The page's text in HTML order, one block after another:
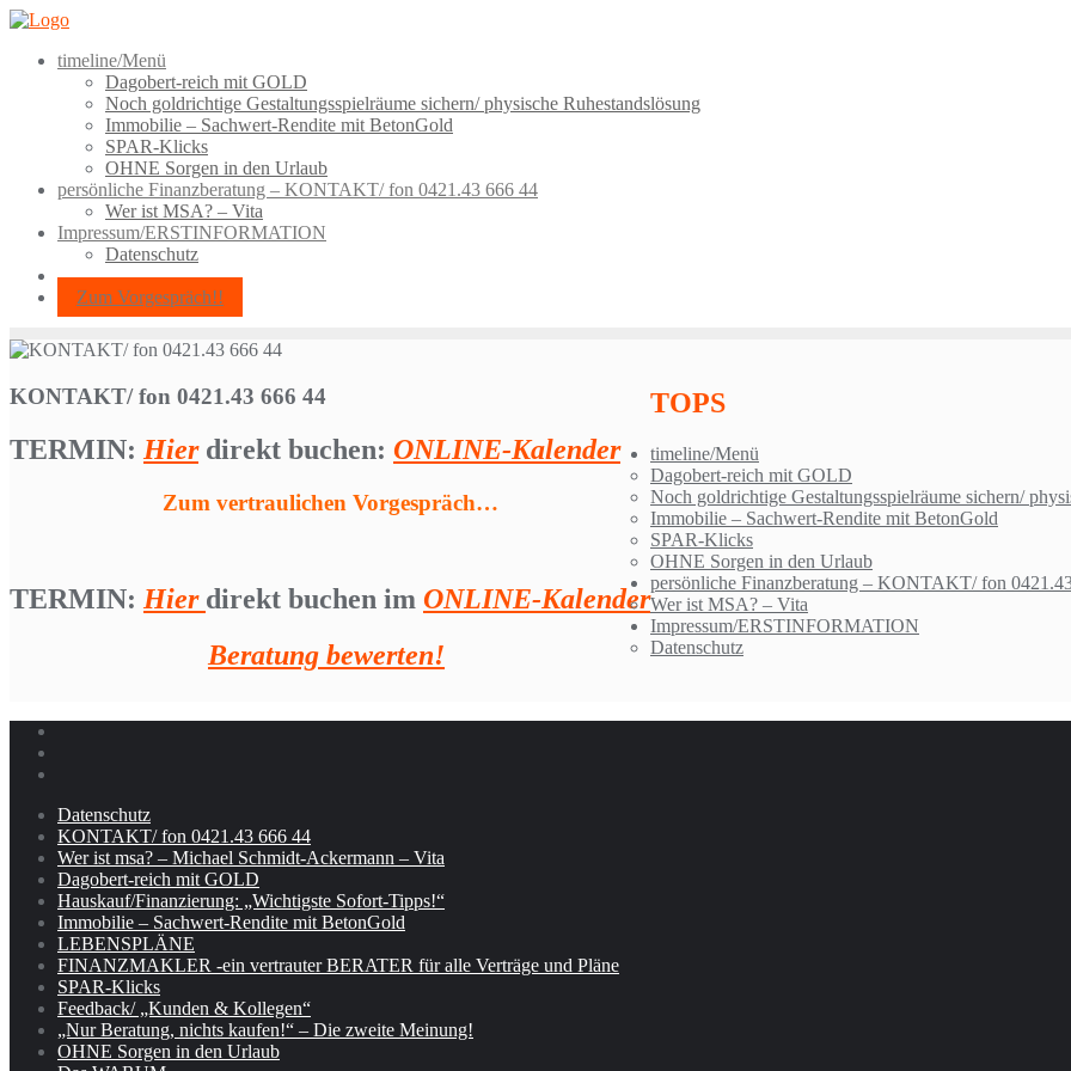
Skip
contenttimeline/Menü
Dagobert-reich mit GOLD
Noch goldrichtige Gestaltungsspielräume sichern/ physische Ruhestandslösung
Immobilie – Sachwert-Rendite mit BetonGold
SPAR-Klicks
OHNE Sorgen in den Urlaub
persönliche Finanzberatung – KONTAKT/ fon 0421.43 666 44
Wer ist MSA? – Vita
Impressum/ERSTINFORMATION
Datenschutz
Zum Vorgespräch!!
KONTAKT/ fon 0421.43 666 44
TERMIN: Hierdirekt buchen: ONLINE-Kalender
Zum vertraulichen Vorgespräch…
TERMIN: Hier direkt buchen im ONLINE-Kalender
Beratung bewerten!
TOPS
timeline/Menü
Dagobert-reich mit GOLD
Noch goldrichtige Gestaltungsspielräume sichern/
Immobilie – Sachwert-Rendite mit BetonGold
SPAR-Klicks
OHNE Sorgen in den Urlaub
persönliche Finanzberatung – KONTAKT/ fon
Wer ist MSA? – Vita
Impressum/ERSTINFORMATION
Datenschutz
Datenschutz
KONTAKT/ fon 0421.43 666 44
Wer ist msa? – Michael Schmidt-Ackermann – Vita
Dagobert-reich mit GOLD
Hauskauf/Finanzierung: „Wichtigste Sofort-Tipps!“
Immobilie – Sachwert-Rendite mit BetonGold
LEBENSPLÄNE
FINANZMAKLER -ein vertrauter BERATER für alle Verträge und Pläne
SPAR-Klicks
Feedback/ „Kunden & Kollegen“
„Nur Beratung, nichts kaufen!“ – Die zweite Meinung!
OHNE Sorgen in den Urlaub